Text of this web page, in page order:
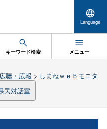
Language
キーワード検索 メニュー
広聴・広報 > しまねｗｅｂモニタ
民対話室